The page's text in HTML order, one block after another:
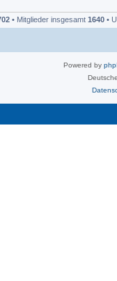
• Mitglieder insgesamt 1640 •
Powered by